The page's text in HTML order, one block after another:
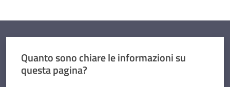
Quanto sono chiare le informazioni su
questa pagina?